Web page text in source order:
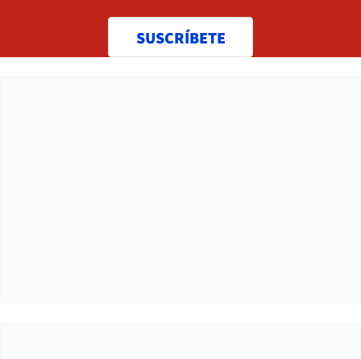
SUSCRÍBETE